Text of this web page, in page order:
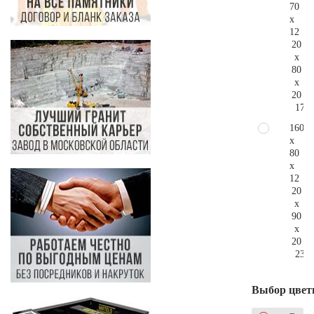
70
x
12
20
x
80
x
20
160
x
80
x
12
20
x
90
x
20
Выбор